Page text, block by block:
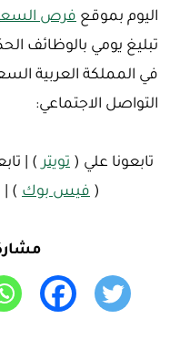
اليوم بموقع فرص
تبليغ يومي بالوظائف
في المملكة العربية
التواصل الاجتماعي:
تابعونا علي ( تويتر ) |
( فيس بوك ) |